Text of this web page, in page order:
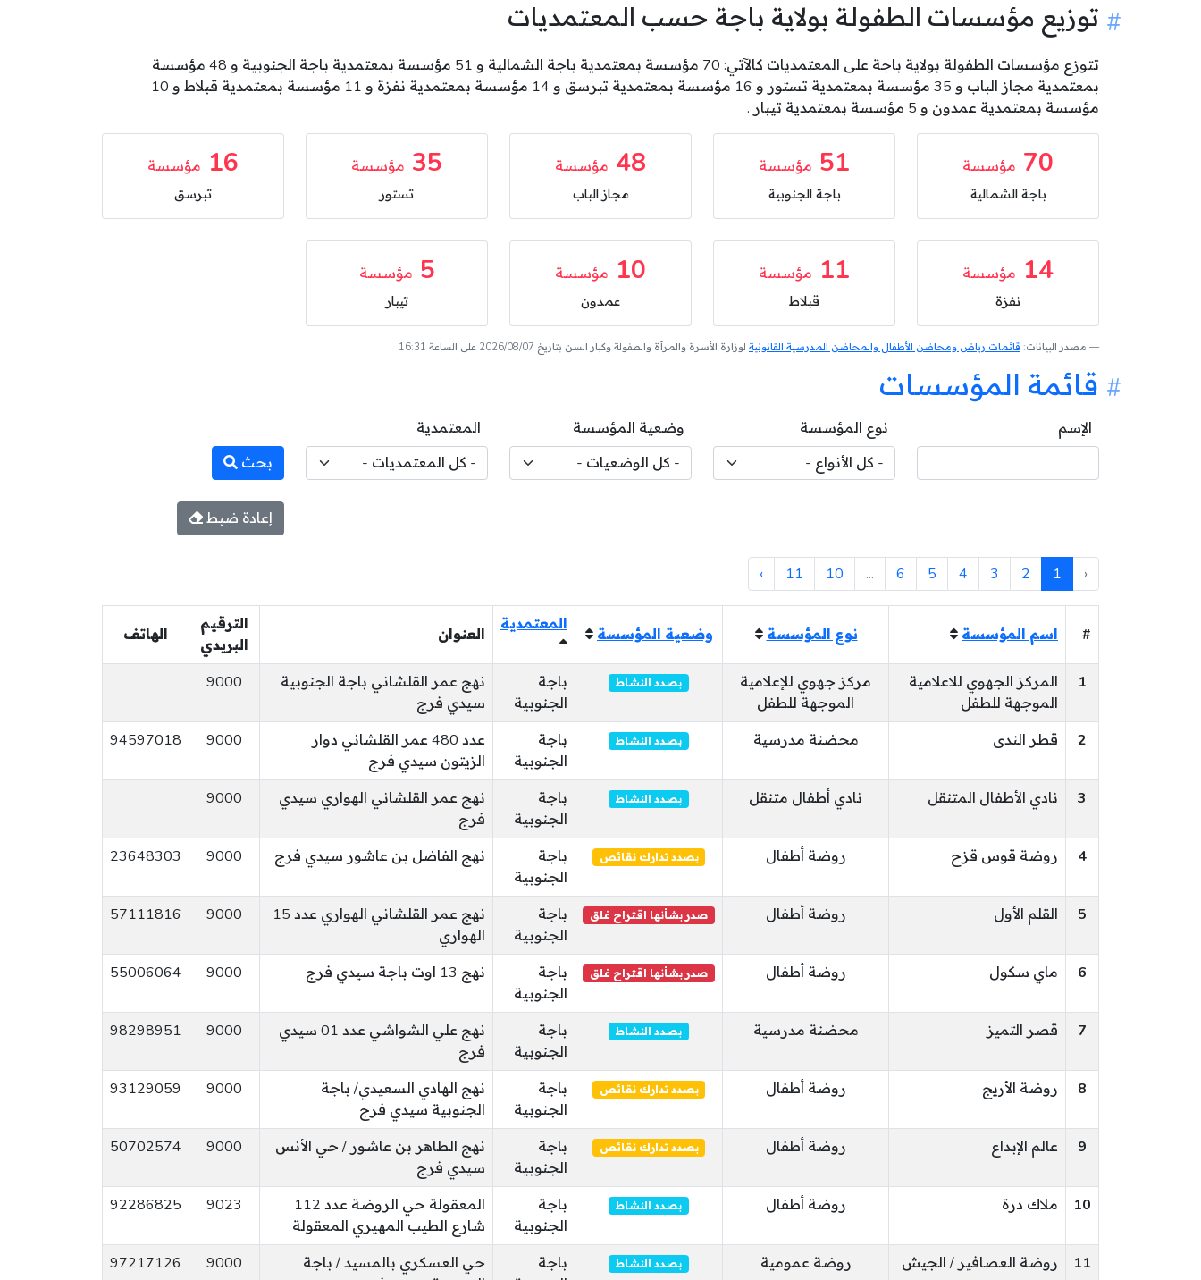
توزيع مؤسسات الطفولة بولاية باجة حسب المعتمديات
تتوزع مؤسسات الطفولة بولاية باجة على المعتمديات كالآتي: 70 مؤسسة بمعتمدية باجة الشمالية و 51 مؤسسة بمعتمدية باجة الجنوبية و 48 مؤسسة
بمعتمدية مجاز الباب و 35 مؤسسة بمعتمدية تستور و 16 مؤسسة بمعتمدية تبرسق و 14 مؤسسة بمعتمدية نفزة و 11 مؤسسة بمعتمدية قبلاط و 10
مؤسسة بمعتمدية عمدون و 5 مؤسسة بمعتمدية تيبار .
70 مؤسسة
باجة الشمالية
51 مؤسسة
باجة الجنوبية
48 مؤسسة
مجاز الباب
35 مؤسسة
تستور
16 مؤسسة
تبرسق
14 مؤسسة
نفزة
11 مؤسسة
قبلاط
10 مؤسسة
عمدون
5 مؤسسة
تيبار
مصدر البيانات: قائمات رياض ومحاضن الأطفال والمحاضن المدرسية القانونية لوزارة الأسرة والمرأة والطفولة وكبار السن بتاريخ 2026/08/07 على الساعة 16:31
قائمة المؤسسات
الإسم نوع المؤسسة وضعية المؤسسة
المعتمدية
بحث
إعادة ضبط
‹
1
2
3
4
5
6
...
10
11
›
# اسم المؤسسة نوع المؤسسة وضعية المؤسسة
المعتمدية
العنوان
الترقيم
البريدي
الهاتف
1
المركز الجهوي للاعلامية
الموجهة للطفل
مركز جهوي للإعلامية
الموجهة للطفل
بصدد النشاط
باجة
الجنوبية
نهج عمر القلشاني باجة الجنوبية
سيدي فرج
9000
2 قطر الندى محضنة مدرسية بصدد النشاط
باجة
الجنوبية
عدد 480 عمر القلشاني دوار
الزيتون سيدي فرج
9000
94597018
3 نادي الأطفال المتنقل نادي أطفال متنقل بصدد النشاط
باجة
الجنوبية
نهج عمر القلشاني الهواري سيدي
فرج
9000
4 روضة قوس قزح روضة أطفال بصدد تدارك نقائص
باجة
الجنوبية
نهج الفاضل بن عاشور سيدي فرج 9000
23648303
5 القلم الأول روضة أطفال صدر بشأنها اقتراح غلق
باجة
الجنوبية
نهج عمر القلشاني الهواري عدد 15
الهواري
9000
57111816
6 ماي سكول روضة أطفال صدر بشأنها اقتراح غلق
باجة
الجنوبية
نهج 13 اوت باجة سيدي فرج 9000
55006064
7 قصر التميز محضنة مدرسية بصدد النشاط
باجة
الجنوبية
نهج علي الشواشي عدد 01 سيدي
فرج
9000
98298951
8 روضة الأريج روضة أطفال بصدد تدارك نقائص
باجة
الجنوبية
نهج الهادي السعيدي/ باجة
الجنوبية سيدي فرج
9000
93129059
9 عالم الإبداع روضة أطفال بصدد تدارك نقائص
باجة
الجنوبية
نهج الطاهر بن عاشور / حي الأنس
سيدي فرج
9000
50702574
10 ملاك درة روضة أطفال بصدد النشاط
باجة
الجنوبية
المعقولة حي الروضة عدد 112
شارع الطيب المهيري المعقولة
9023
92286825
11 روضة العصافير / الجيش روضة عمومية بصدد النشاط
باجة
حي العسكري بالمسيد / باجة
9000
97217126